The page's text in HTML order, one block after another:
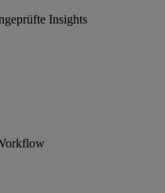
Insights